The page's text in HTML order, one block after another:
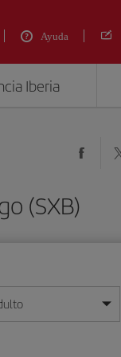
Ayuda
Iberia
(SXB)
mes/año